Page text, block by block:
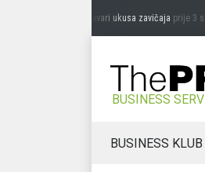
MIĆANOVIĆ: Čuvari ukusa zavičajaprije 3
BUSINESS
BUSINESS KLUB